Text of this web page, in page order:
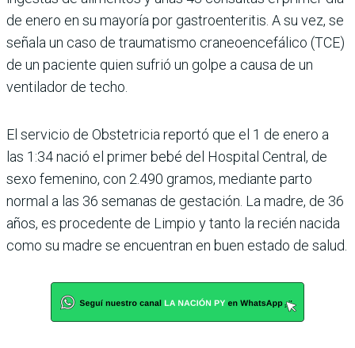
de enero en su mayoría por gastroenteri­tis. A su vez, se
señala un caso de traumatismo craneoence­fálico (TCE)
de un paciente quien sufrió un golpe a causa de un
ventilador de techo.
El servicio de Obstetricia reportó que el 1 de enero a
las 1:34 nació el primer bebé del Hospital Central, de
sexo femenino, con 2.490 gramos, mediante parto
normal a las 36 semanas de gestación. La madre, de 36
años, es proce­dente de Limpio y tanto la recién nacida
como su madre se encuentran en buen estado de salud.